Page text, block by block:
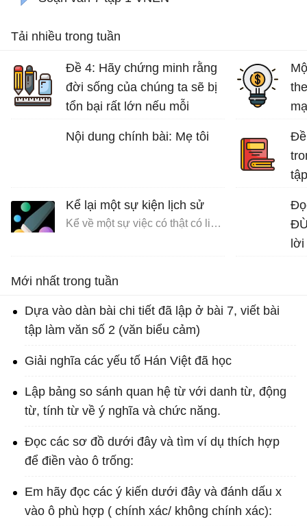
Tải nhiều trong tuần
Đề 4: Hãy chứng minh rằng
đời sống của chúng ta sẽ bị
tổn bại rất lớn nếu mỗi
vệ môi trường sống.
Nội dung chính bài: Mẹ tôi
Kể lại một sự kiện lịch sử
Kể về một sự việc có thật có liên quan đến nhân vật hoặc sự kiện lịch sử
Đề
Mới nhất trong tuần
Dựa vào dàn bài chi tiết đã lập ở bài 7, viết bài
tập làm văn số 2 (văn biểu cảm)
Giải nghĩa các yếu tố Hán Việt đã học
Lập bảng so sánh quan hệ từ với danh từ, động
từ, tính từ về ý nghĩa và chức năng.
Đọc các sơ đồ dưới đây và tìm ví dụ thích hợp
để điền vào ô trống:
Em hãy đọc các ý kiến dưới đây và đánh dấu x
vào ô phù hợp ( chính xác/ không chính xác):